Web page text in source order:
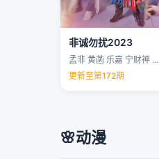
非诚勿扰2023
孟非 黄菡 乐嘉 宁财神 …
更新至第172期
🌸动漫